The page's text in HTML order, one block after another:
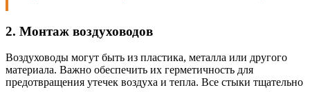
2. Монтаж воздуховодов
Воздуховоды могут быть из пластика, металла или другого
материала. Важно обеспечить их герметичность для
предотвращения утечек воздуха и тепла. Все стыки тщательно